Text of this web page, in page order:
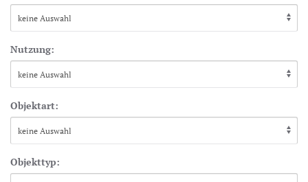
Nutzung:
Objektart:
Objekttyp: